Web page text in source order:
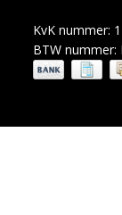
KvK nummer:
BTW nummer: